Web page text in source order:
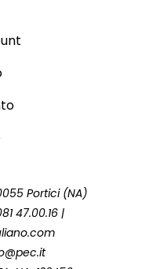
Portici (NA)
47.00.16 |